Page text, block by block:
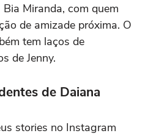
Miranda, com quem
de amizade próxima. O
tem laços de
de Jenny.
de Daiana
stories no Instagram